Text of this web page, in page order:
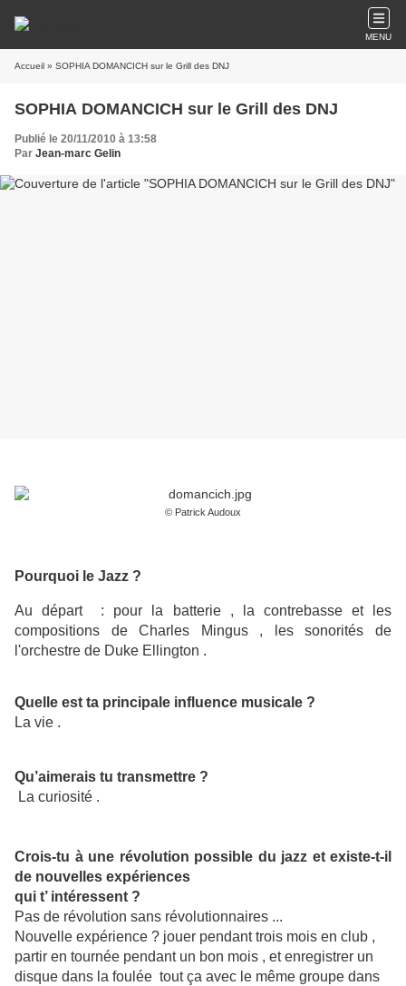
MENU
Accueil » SOPHIA DOMANCICH sur le Grill des DNJ
SOPHIA DOMANCICH sur le Grill des DNJ
Publié le 20/11/2010 à 13:58
Par Jean-marc Gelin
© Patrick Audoux
Pourquoi le Jazz ?
Au départ : pour la batterie , la contrebasse et les
compositions de Charles Mingus , les sonorités de
l'orchestre de Duke Ellington .
Quelle est ta principale influence musicale ?
La vie .
Qu’aimerais tu transmettre ?
La curiosité .
Crois-tu à une révolution possible du jazz et existe-t-il
de nouvelles expériences
qui t’ intéressent ?
Pas de révolution sans révolutionnaires ...
Nouvelle expérience ? jouer pendant trois mois en club ,
partir en tournée pendant un bon mois , et enregistrer un
disque dans la foulée tout ça avec le même groupe dans